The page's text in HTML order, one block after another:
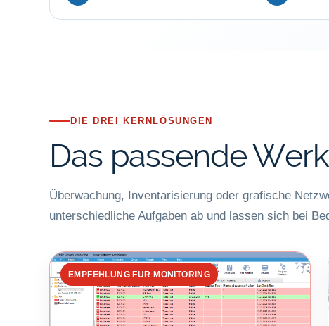
DIE DREI KERNLÖSUNGEN
Das passende
Überwachung, Inventarisierung oder grafische
unterschiedliche Aufgaben ab und lassen sich bei
EMPFEHLUNG FÜR MONITORING